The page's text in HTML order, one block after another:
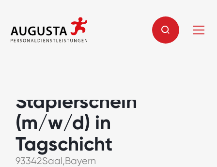
Staplerschein
(m/w/d) in
Tagschicht
93342Saal,Bayern